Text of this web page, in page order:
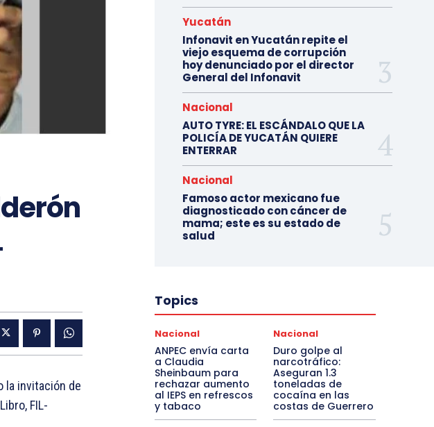
la invitación de
FIL-
Yucatán
Infonavit en Yucatán repite el
viejo esquema de corrupción
hoy denunciado por el director
General del Infonavit
Nacional
AUTO TYRE: EL ESCÁNDALO QUE LA
POLICÍA DE YUCATÁN QUIERE
ENTERRAR
Nacional
Famoso actor mexicano fue
diagnosticado con cáncer de
mama; este es su estado de
salud
Topics
Nacional
ANPEC envía carta
a Claudia
Sheinbaum para
rechazar aumento
al IEPS en refrescos
y tabaco
Nacional
Duro golpe al
narcotráfico:
Aseguran 1.3
toneladas de
cocaína en las
costas de Guerrero